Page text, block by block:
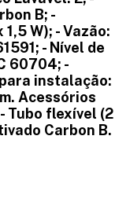
B; -
W); - Vazão:
- Nível de
60704; -
instalação:
Acessórios
Tubo flexível (2
Carbon B.